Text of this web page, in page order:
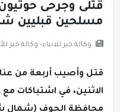
قتلى وجرحى
مسلحين قبليين
وكالة خبر للانباء- وكالة خبر
قتل وأصيب أربعة من
الاثنين، في اشتباكات
محافظة الجوف (شمال